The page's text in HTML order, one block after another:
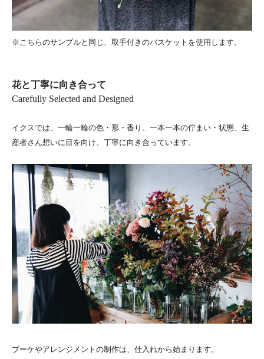
※こちらのサンプルと同じ、取手付きのバスケットを使用します。
花と丁寧に向き合って
Carefully Selected and Designed
イクスでは、一輪一輪の色・形・香り、一本一本の佇まい・状態、生
産者さん想いに目を向け、丁寧に向き合っています。
ブーケやアレンジメントの制作は、仕入れから始まります。